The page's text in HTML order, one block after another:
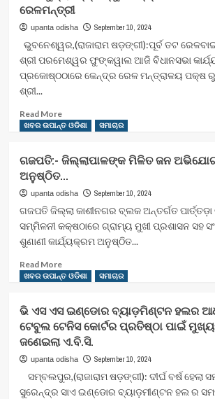
ପ୍ରଦାନ
—
ଯିବାକୁ
ଦାବି
ବ୍ରହ୍ମପୁର
ଗଣଧାରଣା
ରେ
ବାସୀ
ରେଳମନ୍ତ୍ରୀ
upanta odisha September 10, 2024
ଭୁବନେଶ୍ୱର,(ରାଜାରାମ ଷଡ଼ଙ୍ଗୀ):ପୂର୍ବ ତଟ
ଶ୍ରୀ ପରମେଶ୍ୱର ଫୁଙ୍କୱାଲ ଆଜି ବିଧାନସଭା
ପ୍ରକୋଷ୍ଠଠାରେ କେନ୍ଦ୍ର ରେଳ ମନ୍ତ୍ରାଳୟ ପକ୍ଷ
ଶ୍ରୀ...
Read MoreRead
more
ଚାଲିବ
୩ଟି
ନୂତନ
ଭାରତ
ଟ୍ରେନ
:ଶୁଭାରମ୍ଭ
ମୁଖ୍ୟମନ୍ତ୍ରୀଙ୍କୁ
ନିମନ୍ତ୍ରଣ
କେନ୍ଦ୍ର
ରେଳମନ୍ତ୍ରୀ
ଖବର ଉପାନ୍ତ ଓଡିଶା ସମାଚାର
ଗଜପତି:- ଜିଲ୍ଲାପାଳଙ୍କ ମିଳିତ ଜନ ଅଭିଯୋଗ
ଅନୁଷ୍ଠିତ…
upanta odisha September 10, 2024
ଗଜପତି ଜିଲ୍ଲା କାଶୀନଗର ବ୍ଲକ ଅନ୍ତର୍ଗତ ପାର୍ତ୍ତଡ଼ା
ସମ୍ମିଳନୀ କକ୍ଷଠାରେ ଗ୍ରାମ୍ୟ ମୁଖୀ ପ୍ରଶାସନ ସହ
ଶୁଣାଣୀ କାର୍ଯ୍ୟକ୍ରମ ଅନୁଷ୍ଠିତ...
Read MoreRead
more
ଜିଲ୍ଲାପାଳଙ୍କ
ମିଳିତ
ଜନ
ଅଭିଯୋଗ
ଅନୁଷ୍ଠିତ…
ଖବର ଉପାନ୍ତ ଓଡିଶା ସମାଚାର
ଭି ଏସ ଏସ ଇଣ୍ଡୋର ବ୍ୟାଡ଼ମିଣ୍ଟନ ହଲର
ଟେବୁଲ ଟେନିସ କୋର୍ଟର ପ୍ରତିଷ୍ଠା ପାଇଁ
ଜଣେଇଲା ଏ.ବି.ସି.
upanta odisha September 10, 2024
ସମ୍ବଲପୁର,(ରାଜାରାମ ଷଡ଼ଙ୍ଗୀ): ଦୀର୍ଘ ବର୍ଷ ହେଲା
ସୁରେନ୍ଦ୍ର ସାଏ ଇଣ୍ଡୋର ବ୍ୟାଡ଼ମୀଣ୍ଟନ ହଲ ର